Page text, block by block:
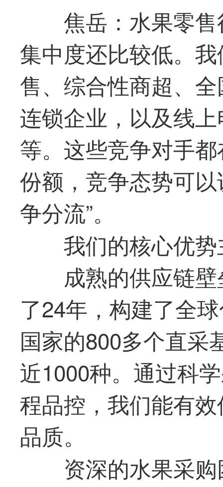
焦岳：水果零
集中度还比较低。
售、综合性商超、
连锁企业，以及线
等。这些竞争对手
份额，竞争态势可
争分流”。
我们的核心优
成熟的供应链
了24年，构建了全
国家的800多个直采
近1000种。通过科
程品控，我们能有
品质。
资深的水果采